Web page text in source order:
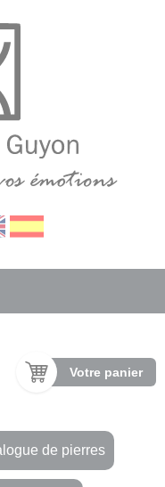
Votre panier
de pierres